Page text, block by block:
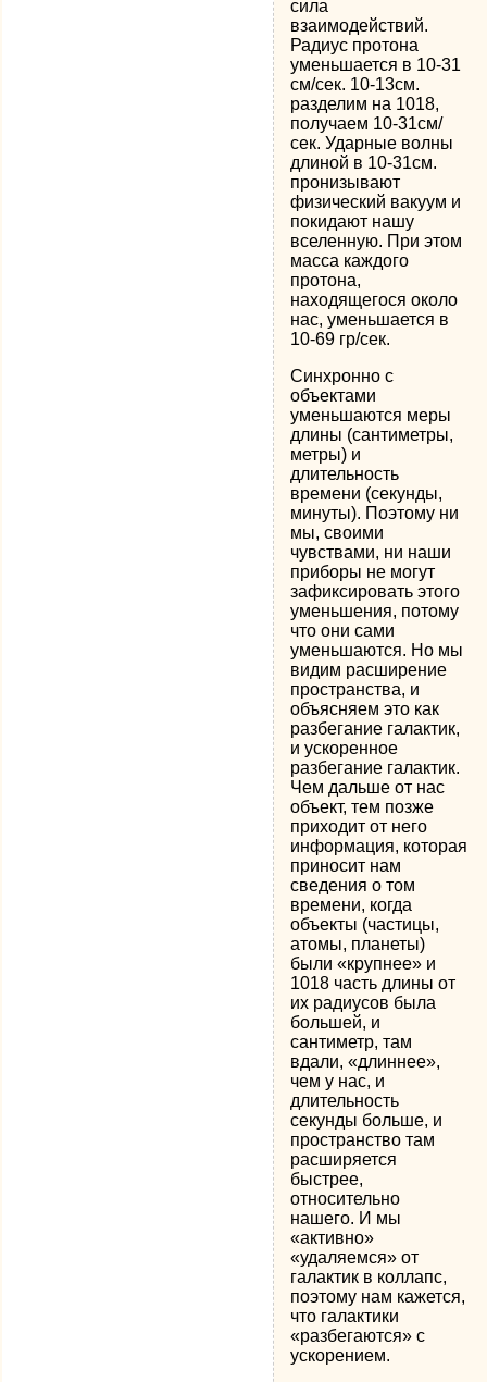
сила
взаимодействий.
Радиус протона
уменьшается в 10-31
см/сек. 10-13см.
разделим на 1018,
получаем 10-31см/
сек. Ударные волны
длиной в 10-31см.
пронизывают
физический вакуум и
покидают нашу
вселенную. При этом
масса каждого
протона,
находящегося около
нас, уменьшается в
10-69 гр/сек.
Синхронно с
объектами
уменьшаются меры
длины (сантиметры,
метры) и
длительность
времени (секунды,
минуты). Поэтому ни
мы, своими
чувствами, ни наши
приборы не могут
зафиксировать этого
уменьшения, потому
что они сами
уменьшаются. Но мы
видим расширение
пространства, и
объясняем это как
разбегание галактик,
и ускоренное
разбегание галактик.
Чем дальше от нас
объект, тем позже
приходит от него
информация, которая
приносит нам
сведения о том
времени, когда
объекты (частицы,
атомы, планеты)
были «крупнее» и
1018 часть длины от
их радиусов была
большей, и
сантиметр, там
вдали, «длиннее»,
чем у нас, и
длительность
секунды больше, и
пространство там
расширяется
быстрее,
относительно
нашего. И мы
«активно»
«удаляемся» от
галактик в коллапс,
поэтому нам кажется,
что галактики
«разбегаются» с
ускорением.